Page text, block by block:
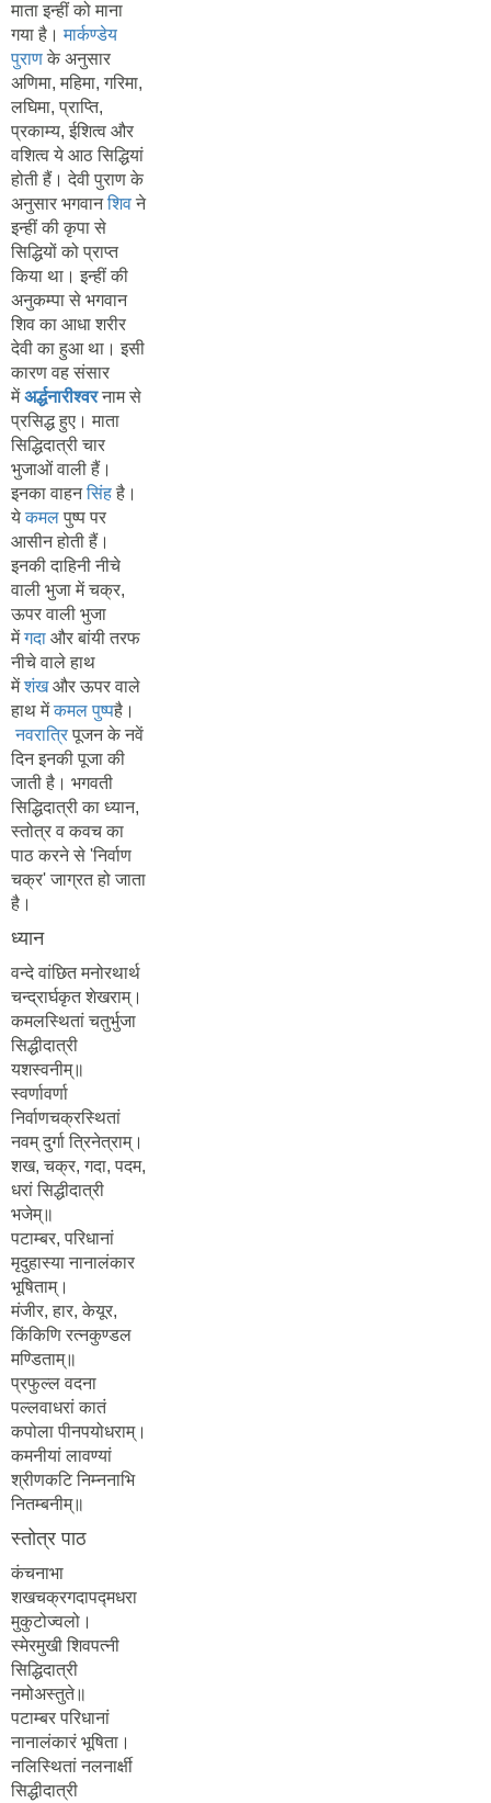
माता इन्हीं को माना
गया है।मार्कण्डेय
पुराणके अनुसार
अणिमा, महिमा, गरिमा,
लघिमा, प्राप्ति,
प्रकाम्य, ईशित्व और
वशित्व ये आठ सिद्धियां
होती हैं। देवी पुराण के
अनुसार भगवानशिवने
इन्हीं की कृपा से
सिद्धियों को प्राप्त
किया था। इन्हीं की
अनुकम्पा से भगवान
शिव का आधा शरीर
देवी का हुआ था। इसी
कारण वह संसार
मेंअर्द्धनारीश्वरनाम से
प्रसिद्ध हुए। माता
सिद्धिदात्री चार
भुजाओं वाली हैं।
इनका वाहनसिंहहै।
येकमलपुष्प पर
आसीन होती हैं।
इनकी दाहिनी नीचे
वाली भुजा में चक्र,
ऊपर वाली भुजा
मेंगदा और बांयी तरफ
नीचे वाले हाथ
मेंशंखऔर ऊपर वाले
हाथ मेंकमल पुष्पहै।
नवरात्रिपूजन के नवें
दिन इनकी पूजा की
जाती है। भगवती
सिद्धिदात्री का ध्यान,
स्तोत्र व कवच का
पाठ करने से 'निर्वाण
चक्र' जाग्रत हो जाता
है।
ध्यान
वन्दे वांछित मनोरथार्थ
चन्द्रार्घकृत शेखराम्।
कमलस्थितां चतुर्भुजा
सिद्धीदात्री
यशस्वनीम्॥
स्वर्णावर्णा
निर्वाणचक्रस्थितां
नवम् दुर्गा त्रिनेत्राम्।
शख, चक्र, गदा, पदम,
धरां सिद्धीदात्री
भजेम्॥
पटाम्बर, परिधानां
मृदुहास्या नानालंकार
भूषिताम्।
मंजीर, हार, केयूर,
किंकिणि रत्नकुण्डल
मण्डिताम्॥
प्रफुल्ल वदना
पल्लवाधरां कातं
कपोला पीनपयोधराम्।
कमनीयां लावण्यां
श्रीणकटि निम्ननाभि
नितम्बनीम्॥
स्तोत्र पाठ
कंचनाभा
शखचक्रगदापद्मधरा
मुकुटोज्वलो।
स्मेरमुखी शिवपत्नी
सिद्धिदात्री
नमोअस्तुते॥
पटाम्बर परिधानां
नानालंकारं भूषिता।
नलिस्थितां नलनार्क्षी
सिद्धीदात्री